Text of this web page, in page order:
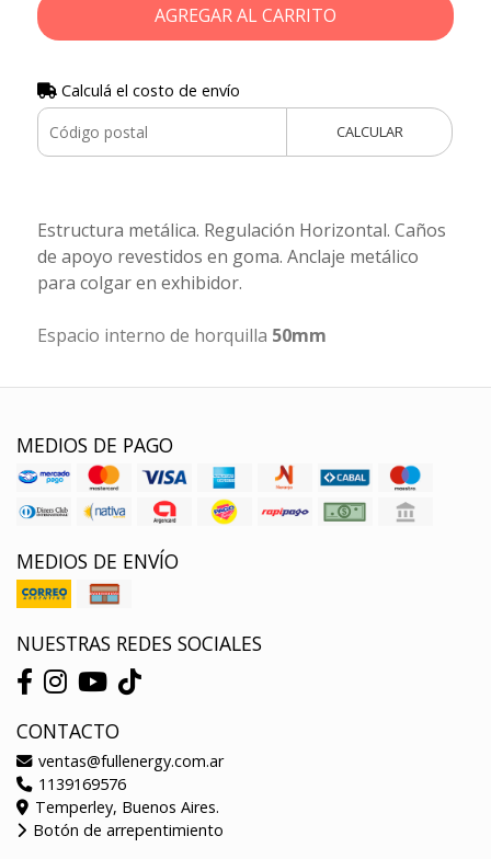
AGREGAR AL CARRITO
Calculá el costo de envío
CALCULAR
Estructura metálica. Regulación Horizontal. Caños
de apoyo revestidos en goma. Anclaje metálico
para colgar en exhibidor.
Espacio interno de horquilla 50mm
MEDIOS DE PAGO
MEDIOS DE ENVÍO
NUESTRAS REDES SOCIALES
CONTACTO
ventas@fullenergy.com.ar
1139169576
Temperley, Buenos Aires.
Botón de arrepentimiento